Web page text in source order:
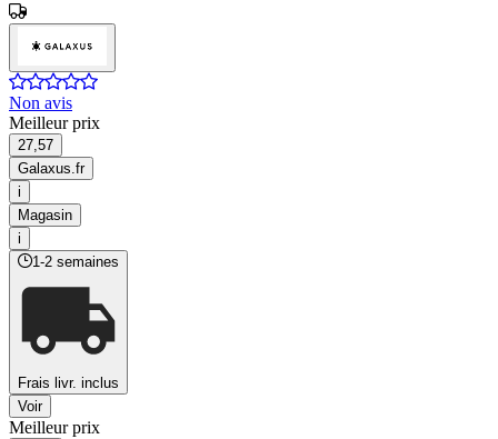
Non avis
Meilleur prix
27,57
Galaxus.fr
i
Magasin
i
1-2 semaines
Frais livr. inclus
Voir
Meilleur prix